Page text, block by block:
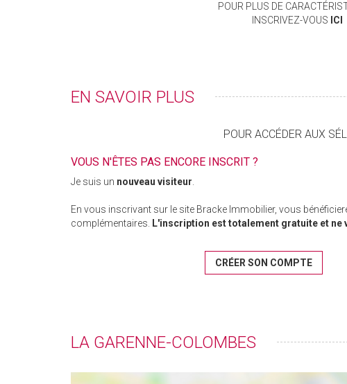
POUR PLUS DE
INSCRIVEZ-VOUS ICI
EN SAVOIR PLUS
POUR ACCÉDER AUX
VOUS N'ÊTES PAS ENCORE INSCRIT ?
Je suis un nouveau visiteur.
En vous inscrivant sur le site Bracke Immobilier, vous
complémentaires. L'inscription est totalement gratuite et ne
CRÉER SON COMPTE
LA GARENNE-COLOMBES